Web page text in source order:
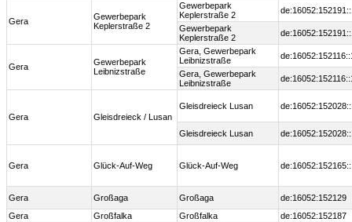
Gera
Gewerbepark
Keplerstraße 2
Gewerbepark
Keplerstraße 2
Gewerbepark
Keplerstraße 2
Gera
Gewerbepark
Leibnizstraße
Gera, Gewerbepark
Leibnizstraße
Gera, Gewerbepark
Leibnizstraße
Gera Gleisdreieck / Lusan
Gleisdreieck Lusan
Gleisdreieck Lusan
Gera Glück-Auf-Weg Glück-Auf-Weg
Gera Großaga Großaga
de:16052:152129
Gera
Großfalka Großfalka de:16052:152187